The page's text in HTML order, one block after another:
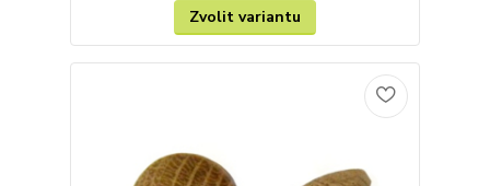
Zvolit variantu